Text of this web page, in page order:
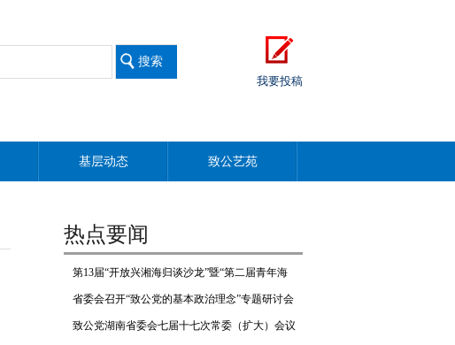
我要投稿
基层动态 致公艺苑
热点要闻
第13届“开放兴湘海归谈沙龙”暨“第二届青年海
归创业与合作对话”在长举行
省委会召开“致公党的基本政治理念”专题研讨会
致公党湖南省委会七届十七次常委（扩大）会议